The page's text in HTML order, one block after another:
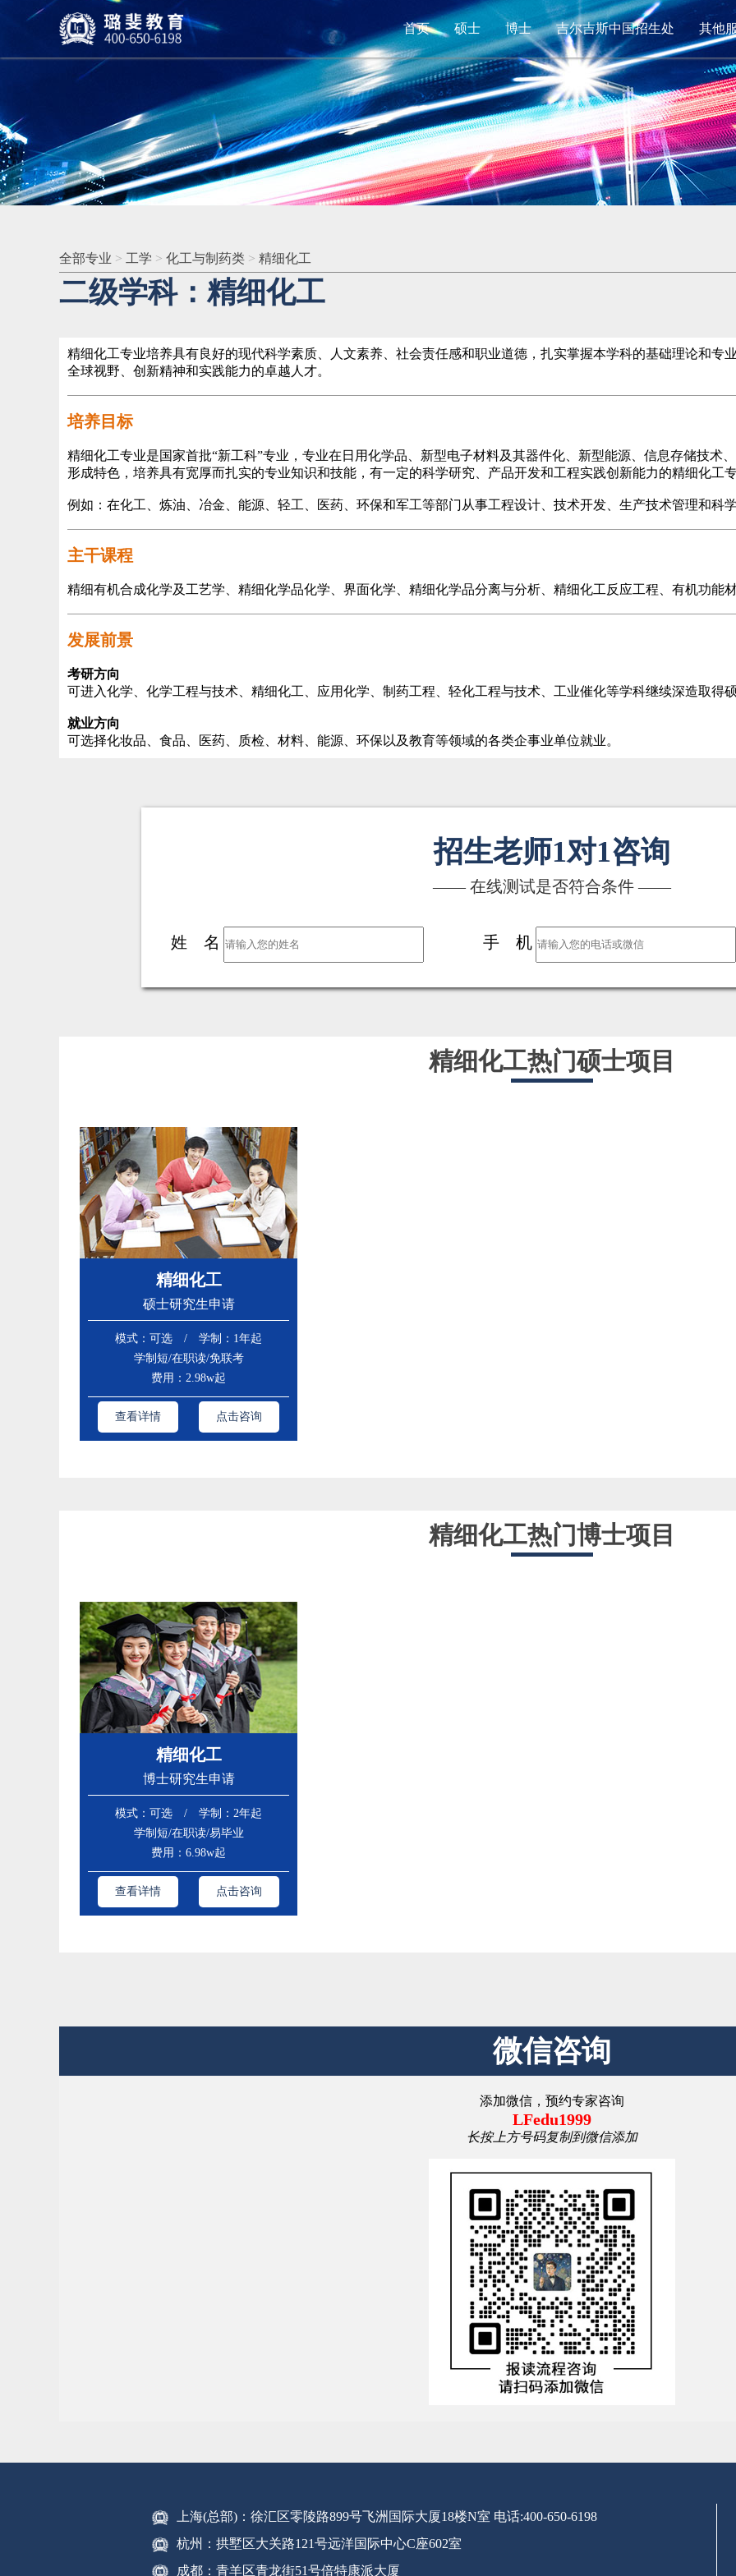
首页 硕士 博士 吉尔吉斯中国招生处 其他
全部专业 > 工学 > 化工与制药类 > 精细化工
二级学科：精细化工
精细化工专业培养具有良好的现代科学素质、人文素养、社会责任感和职业道德，扎实掌握本学科的基础理论和专
全球视野、创新精神和实践能力的卓越人才。
培养目标
精细化工专业是国家首批“新工科”专业，专业在日用化学品、新型电子材料及其器件化、新型能源、信息存储技术
形成特色，培养具有宽厚而扎实的专业知识和技能，有一定的科学研究、产品开发和工程实践创新能力的精细化工
例如：在化工、炼油、冶金、能源、轻工、医药、环保和军工等部门从事工程设计、技术开发、生产技术管理和科
主干课程
精细有机合成化学及工艺学、精细化学品化学、界面化学、精细化学品分离与分析、精细化工反应工程、有机功能
发展前景
考研方向
可进入化学、化学工程与技术、精细化工、应用化学、制药工程、轻化工程与技术、工业催化等学科继续深造取得
就业方向
可选择化妆品、食品、医药、质检、材料、能源、环保以及教育等领域的各类企事业单位就业。
招生老师1对1咨询
—— 在线测试是否符合条件 ——
姓 名 手 机
精细化工热门硕士项目
精细化工
硕士研究生申请
模式：可选 / 学制：1年起
学制短/在职读/免联考
费用：2.98w起
查看详情 点击咨询
精细化工热门博士项目
精细化工
博士研究生申请
模式：可选 / 学制：2年起
学制短/在职读/易毕业
费用：6.98w起
查看详情 点击咨询
微信咨询
添加微信，预约专家咨询
LFedu1999
长按上方号码复制到微信添加
上海(总部)：徐汇区零陵路899号飞洲国际大厦18楼N室 电话:400-650-6198
杭州：拱墅区大关路121号远洋国际中心C座602室
成都：青羊区青龙街51号倍特康派大厦